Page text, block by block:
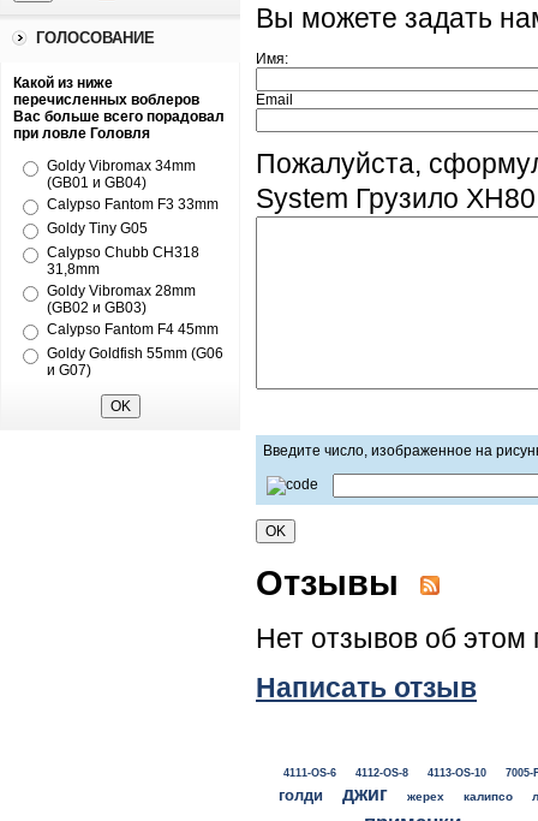
ГОЛОСОВАНИЕ
Какой из ниже
перечисленных воблеров
Вас больше всего порадовал
при ловле Головля
Goldy Vibromax 34mm
(GB01 и GB04)
Calypso Fantom F3 33mm
Goldy Tiny G05
Calypso Chubb CH318
31,8mm
Goldy Vibromax 28mm
(GB02 и GB03)
Calypso Fantom F4 45mm
Goldy Goldfish 55mm (G06
и G07)
Вы можете задать
Имя:
Email
Пожалуйста,
System Грузило
Введите число, изображенное на
Отзывы
Нет отзывов об этом
Написать отзыв
4111-OS-6 4112-OS-8 4113-OS-10 7005-
голди джиг жерех калипсо